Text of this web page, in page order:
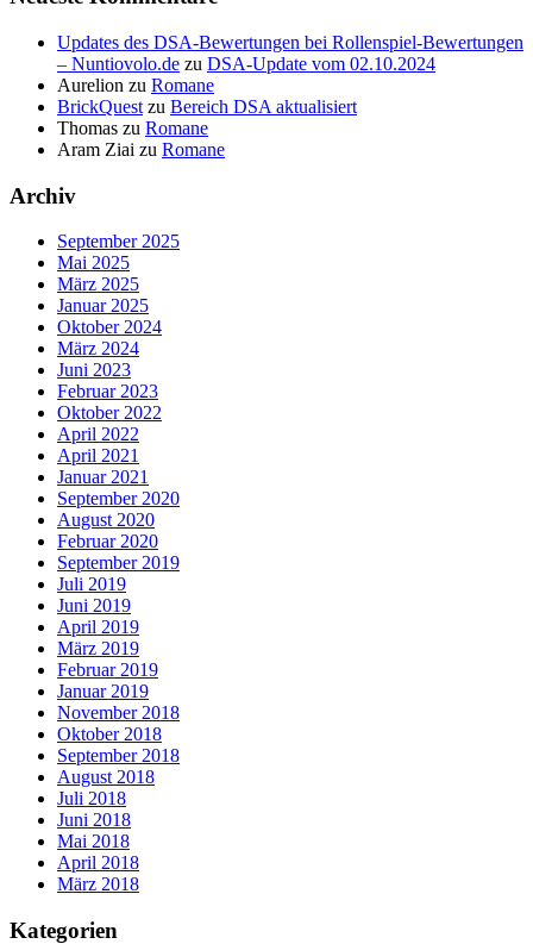
Updates des DSA-Bewertungen bei Rollenspiel-Bewertungen
– Nuntiovolo.de zu DSA-Update vom 02.10.2024
Aurelion zu Romane
BrickQuest zu Bereich DSA aktualisiert
Thomas zu Romane
Aram Ziai zu Romane
Archiv
September 2025
Mai 2025
März 2025
Januar 2025
Oktober 2024
März 2024
Juni 2023
Februar 2023
Oktober 2022
April 2022
April 2021
Januar 2021
September 2020
August 2020
Februar 2020
September 2019
Juli 2019
Juni 2019
April 2019
März 2019
Februar 2019
Januar 2019
November 2018
Oktober 2018
September 2018
August 2018
Juli 2018
Juni 2018
Mai 2018
April 2018
März 2018
Kategorien